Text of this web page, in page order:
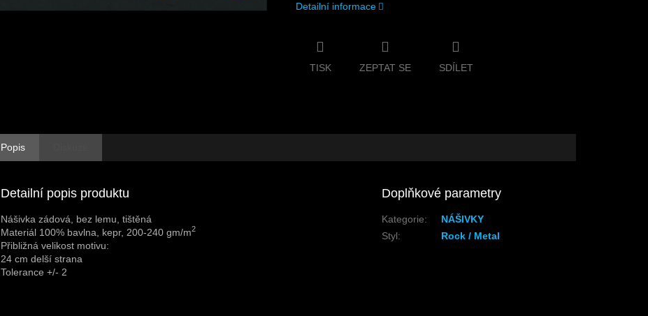
Detailní informace
TISK ZEPTAT SE SDÍLET
Popis
Detailní popis produktu
Nášivka zádová, bez lemu, tištěná
Materiál 100% bavlna, kepr, 200-240 gm/m2
Přibližná velikost motivu:
24 cm delší strana
Tolerance +/- 2
Doplňkové parametry
Kategorie:
NÁŠIVKY
Styl: Rock / Metal